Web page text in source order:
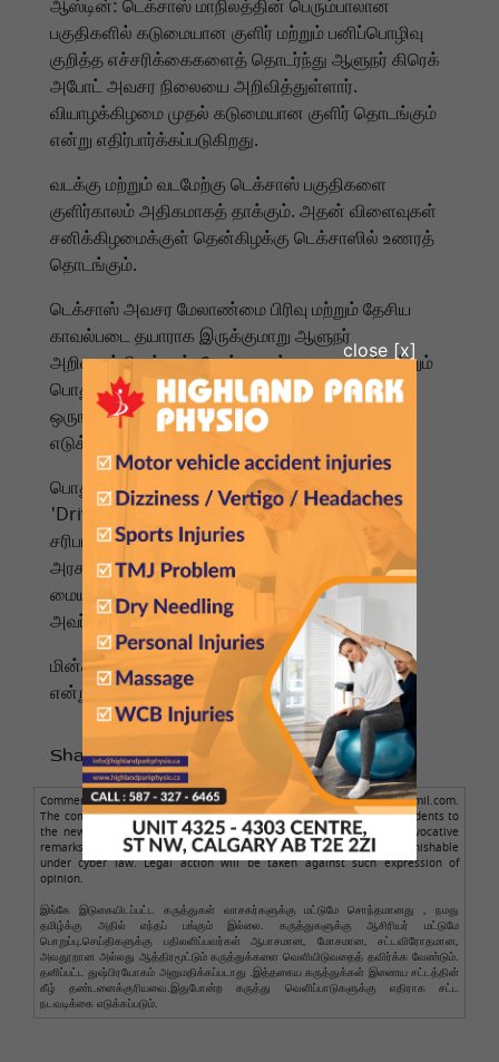
ஆஸ்டின்: டெக்சாஸ் மாநிலத்தின் பெரும்பாலான
பகுதிகளில் கடுமையான குளிர் மற்றும் பனிப்பொழிவு
குறித்த எச்சரிக்கைகளைத் தொடர்ந்து ஆளுநர் கிரெக்
அபோட் அவசர நிலையை அறிவித்துள்ளார்.
வியாழக்கிழமை முதல் கடுமையான குளிர் தொடங்கும்
என்று எதிர்பார்க்கப்படுகிறது.
வடக்கு மற்றும் வடமேற்கு டெக்சாஸ் பகுதிகளை
குளிர்காலம் அதிகமாகத் தாக்கும். அதன் விளைவுகள்
சனிக்கிழமைக்குள் தென்கிழக்கு டெக்சாஸில் உணரத்
தொடங்கும்.
டெக்சாஸ் அவசர மேலாண்மை பிரிவு மற்றும் தேசிய
காவல்படை தயாராக இருக்குமாறு ஆளுநர்
அறிவுறுத்தியுள்ளார். போக்குவரத்து, சுகாதாரம் மற்றும்
பொதுப்பணி உள்ளிட்ட பல்வேறு துறைகளுடன்
ஒருங்கிணைந்து பாதுகாப்பு நடவடிக்கைகள்
எடுக்கப்பட்டு வருகின்றன.
பொதுமக்களுக்கு: பயணம் செய்வதற்கு முன்
'DriveTexas.org' மூலம் சாலை நிலைமைகளை
சரிபார்க்கவும், குளிரை எதிர்த்துப் போராட
அரசாங்கத்தால் அமைக்கப்பட்ட வெப்பமயமாதல்
மையங்களைப் பயன்படுத்திக் கொள்ளவும் ஆளுநர்
அவர்களை வலியுறுத்தினார்.
மின்சார விநியோகத்தில் எந்த இடையூறும் ஏற்படாது
என்று ERCOT உறுதியளித்துள்ளது.
Share to :
Comments posted here are from readers only, not from NamathuTamil.com.
The comment author is solely responsible for the comments. Respondents to
the news should avoid making obscene, illegal, defamatory, or provocative
remarks. Personal abuse is not allowed. Such comments are punishable
under cyber law. Legal action will be taken against such expression of
opinion.
இங்கே இடுகையிடப்பட்ட கருத்துகள் வாசகர்களுக்கு மட்டுமே சொந்தமானது , நமது
தமிழ்க்கு அதில் எந்தப் பங்கும் இல்லை. கருத்துகளுக்கு ஆசிரியர் மட்டுமே
பொறுப்பு.செய்திகளுக்கு பதிலளிப்பவர்கள் ஆபாசமான, மோசமான, சட்டவிரோதமான,
அவதூறான அல்லது ஆத்திரமூட்டும் கருத்துக்களை வெளியிடுவதைத் தவிர்க்க வேண்டும்.
தனிப்பட்ட துஷ்பிரயோகம் அனுமதிக்கப்படாது .இத்தகைய கருத்துக்கள் இணைய சட்டத்தின்
கீழ் தண்டனைக்குரியவை.இதுபோன்ற கருத்து வெளிப்பாடுகளுக்கு எதிராக சட்ட
நடவடிக்கை எடுக்கப்படும்.